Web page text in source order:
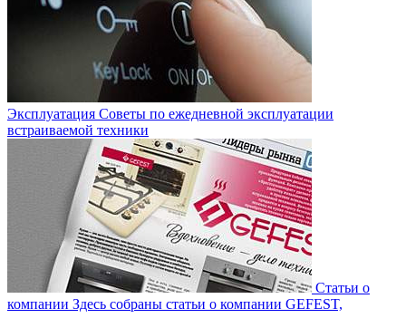
Эксплуатация Советы по ежедневной эксплуатации
встраиваемой техники
Статьи о
компании Здесь собраны статьи о компании GEFEST,